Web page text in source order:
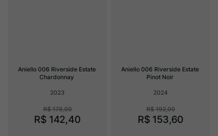
Aniello 006 Riverside Estate
Chardonnay
2023
R$ 178,00
R$ 142,40
Aniello 006 Riverside Estate
Pinot Noir
2024
R$ 192,00
R$ 153,60